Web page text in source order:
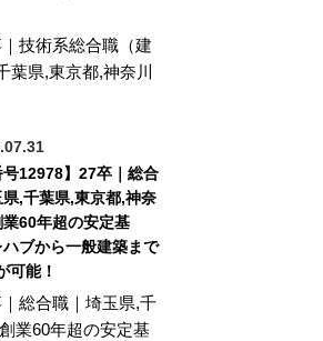
｜技術系総合職（建
葉県,東京都,神奈川
号12978】27卒｜総合
,千葉県,東京都,神奈
業60年超の安定基
ブから一般建築まで
可能！
｜総合職｜埼玉県,千
業60年超の安定基